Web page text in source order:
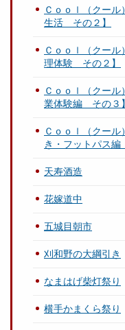
Ｃｏｏｌ（クー
生活 その２】
Ｃｏｏｌ（クー
理体験 その２】
Ｃｏｏｌ（クー
業体験編 その３】
Ｃｏｏｌ（クー
き・フットパス編
天寿酒造
花嫁道中
五城目朝市
刈和野の大綱引き
なまはげ柴灯祭り
横手かまくら祭り